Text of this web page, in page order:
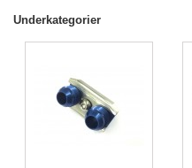
Underkategorier